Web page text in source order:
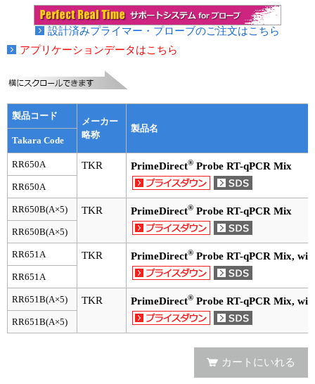
細胞選択ガイド
エピジェネティクス実験ガイド
RNAi実験ガイド
アプリケーションノート
プロトコール集
ユーザーズボイス集
Q&A
設計済みプライマー・プローブのご注文はこちら
アプリケーションデータはこちら
製品コード
メーカー
略称
製品名
Takara Code
RR650A TKR PrimeDirect® Probe RT-qPCR Mix
RR650A
RR650B(A×5) TKR PrimeDirect® Probe RT-qPCR Mix
RR650B(A×5)
RR651A TKR PrimeDirect® Probe RT-qPCR Mix,
RR651A
RR651B(A×5) TKR PrimeDirect® Probe RT-qPCR Mix,
RR651B(A×5)
カートにいれる